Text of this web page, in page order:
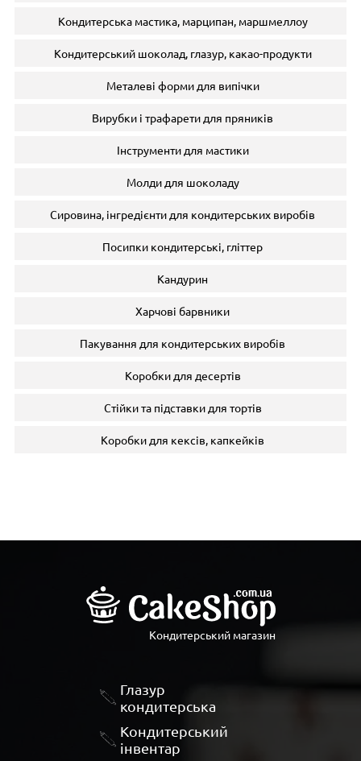
Кондитерська мастика, марципан, маршмеллоу
Кондитерський шоколад, глазур, какао-продукти
Металеві форми для випічки
Вирубки і трафарети для пряників
Інструменти для мастики
Молди для шоколаду
Сировина, інгредієнти для кондитерських виробів
Посипки кондитерські, гліттер
Кандурин
Харчові барвники
Пакування для кондитерських виробів
Коробки для десертів
Стійки та підставки для тортів
Коробки для кексів, капкейків
Кондитерський магазин
Глазур
кондитерська
Кондитерський
інвентар